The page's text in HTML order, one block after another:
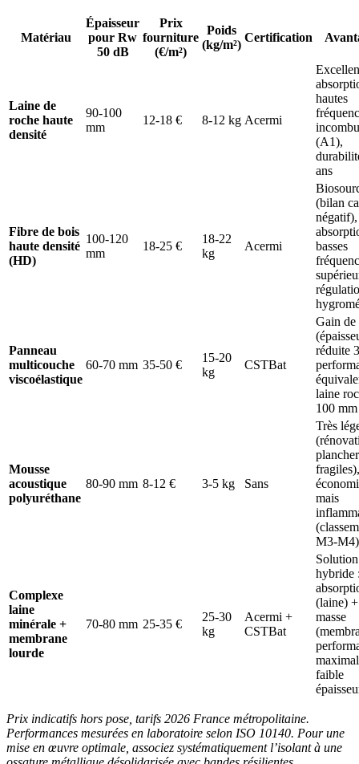
Matériau
Épaisseur
pour Rw
50 dB
Prix
fourniture
(€/m²)
Poids
(kg/m²)
Certification
Laine de
roche haute
densité
90-100
mm
12-18 € 8-12 kg Acermi
hautes
(A1),
ans
Fibre de bois
haute densité
(HD)
100-120
mm
18-25 €
18-22
kg
Acermi
(bilan
négatif),
basses
Panneau
multicouche
viscoélastique
60-70 mm 35-50 €
15-20
kg
CSTBat
Gain de
réduite
laine
100 mm
Mousse
acoustique
polyuréthane
80-90 mm 8-12 € 3-5 kg Sans
Très
fragiles),
mais
M3-M4)
Complexe
laine
minérale +
membrane
lourde
70-80 mm 25-35 €
25-30
kg
Acermi +
CSTBat
Solution
hybride
(laine) +
masse
faible
Prix indicatifs hors pose, tarifs 2026 France métropolitaine.
Performances mesurées en laboratoire selon ISO 10140. Pour une
mise en œuvre optimale, associez systématiquement l’isolant à une